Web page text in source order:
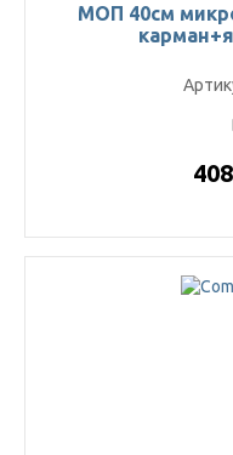
МОП 40см